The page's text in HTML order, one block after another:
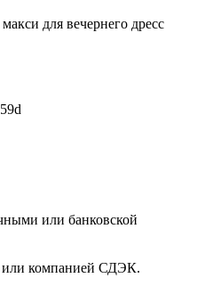
для вечернего дресс
или банковской
или компанией СДЭК.